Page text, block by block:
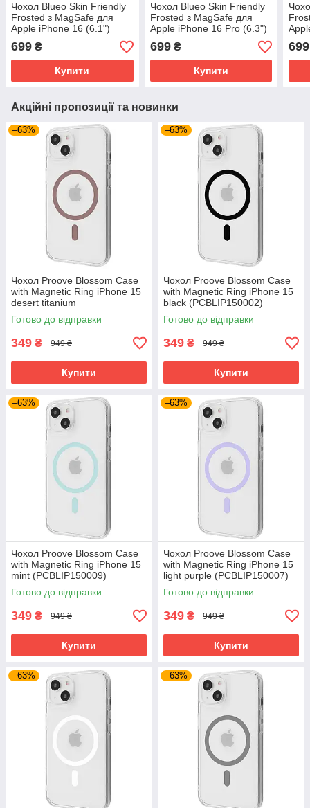
Чохол Blueo Skin Friendly
Frosted з MagSafe для
Apple iPhone 16 (6.1")
|TPU+PC| Сірий
699 ₴
Купити
Чохол Blueo Skin Friendly
Frosted з MagSafe для
Apple iPhone 16 Pro (6.3")
|TPU+PC| Сірий
699₴
Купити
699
Акційні пропозиції та новинки
–63%
Чохол Proove Blossom Case
with Magnetic Ring iPhone 15
desert titanium
(PCBLIP150033)
Готово до відправки
349 ₴ 949 ₴
Купити
–63%
Чохол Proove Blossom Case
with Magnetic Ring iPhone 15
black (PCBLIP150002)
Готово до відправки
349 ₴ 949 ₴
Купити
–63%
Чохол Proove Blossom Case
with Magnetic Ring iPhone 15
mint (PCBLIP150009)
Готово до відправки
349 ₴ 949 ₴
Купити
–63%
Чохол Proove Blossom Case
with Magnetic Ring iPhone 15
light purple (PCBLIP150007)
Готово до відправки
349 ₴ 949 ₴
Купити
–63% –63%